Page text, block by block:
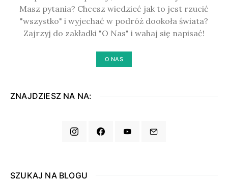
Masz pytania? Chcesz wiedzieć jak to jest rzucić
"wszystko" i wyjechać w podróż dookoła świata?
Zajrzyj do zakładki "O Nas" i wahaj się napisać!
O NAS
ZNAJDZIESZ NA NA:
SZUKAJ NA BLOGU